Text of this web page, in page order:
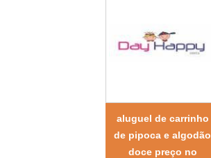
aluguel de carrinho
de pipoca e algodão
doce preço no